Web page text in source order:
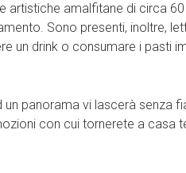
artistiche amalfitane di circa 60
Sono presenti, inoltre,
un drink o consumare i pasti
panorama vi lascerà senza
con cui tornerete a casa